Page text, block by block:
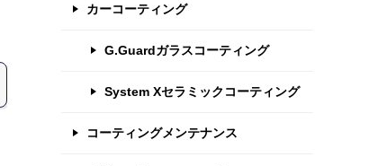
カーコーティング
G.Guardガラスコーティング
System Xセラミックコーティング
コーティングメンテナンス